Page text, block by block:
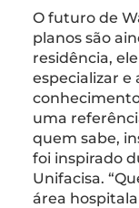
O futuro de
planos são
residência,
especializar e
uma
quem sabe,
foi inspirado
Unifacisa.
área